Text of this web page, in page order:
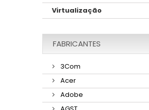
Virtualização
FABRICANTES
3Com
Acer
Adobe